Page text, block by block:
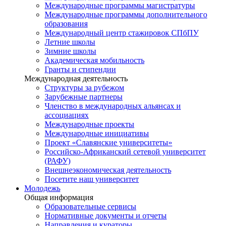
Международные программы магистратуры
Международные программы дополнительного
образования
Международный центр стажировок СПбПУ
Летние школы
Зимние школы
Академическая мобильность
Гранты и стипендии
Международная деятельность
Структуры за рубежом
Зарубежные партнеры
Членство в международных альянсах и
ассоциациях
Международные проекты
Международные инициативы
Проект «Славянские университеты»
Российско-Африканский сетевой университет
(РАФУ)
Внешнеэкономическая деятельность
Посетите наш университет
Молодежь
Общая информация
Образовательные сервисы
Нормативные документы и отчеты